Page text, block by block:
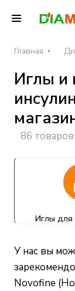
Главная
Иглы и
86 товаров
Иглы
У нас вы
Novofine